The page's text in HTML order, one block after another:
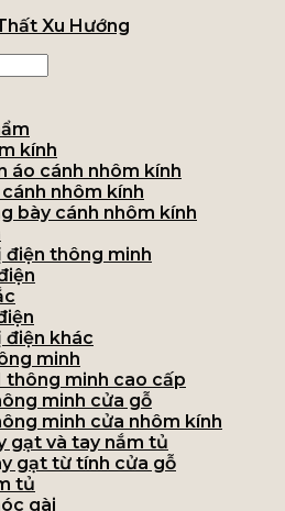
Xu Hướng
kính
áo cánh nhôm kính
nhôm kính
bày cánh nhôm kính
điện thông minh
điện khác
minh
thông minh cao cấp
minh cửa gỗ
minh cửa nhôm kính
gạt và tay nắm tủ
gạt từ tính cửa gỗ
tủ
gài